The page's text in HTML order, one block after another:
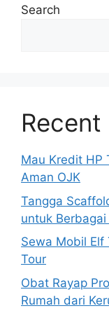
Search
Mau Kredit HP
Aman OJK
Tangga
untuk
Sewa Mobil Elf
Tour
Obat Rayap
Rumah dari